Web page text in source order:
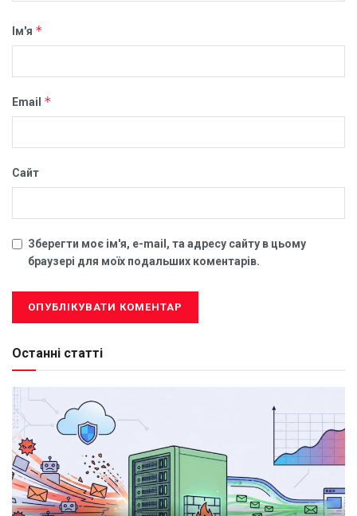
Ім'я *
Email *
Сайт
Зберегти моє ім'я, e-mail, та адресу сайту в цьому
браузері для моїх подальших коментарів.
Останні статті